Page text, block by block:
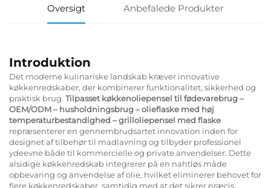
Oversigt Anbefalede Produkter
Introduktion
Det moderne kulinariske landskab kræver innovative
køkkenredskaber, der kombinerer funktionalitet, sikkerhed og
praktisk brug. Tilpasset køkkenoliepensel til fødevarebrug –
OEM/ODM – husholdningsbrug – olieflaske med høj
temperaturbestandighed – grilloliepensel med flaske
repræsenterer en gennembrudsartet innovation inden for
designet af tilbehør til madlavning og tilbyder professionel
ydeevne både til kommercielle og private anvendelser. Dette
alsidige køkkenredskab integrerer på en nahtløs måde
opbevaring og anvendelse af olie, hvilket eliminerer behovet for
flere køkkenredskaber, samtidig med at det sikrer præcis